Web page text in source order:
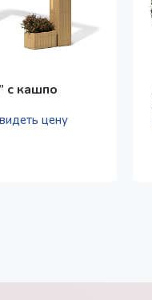
с кашпо
цену